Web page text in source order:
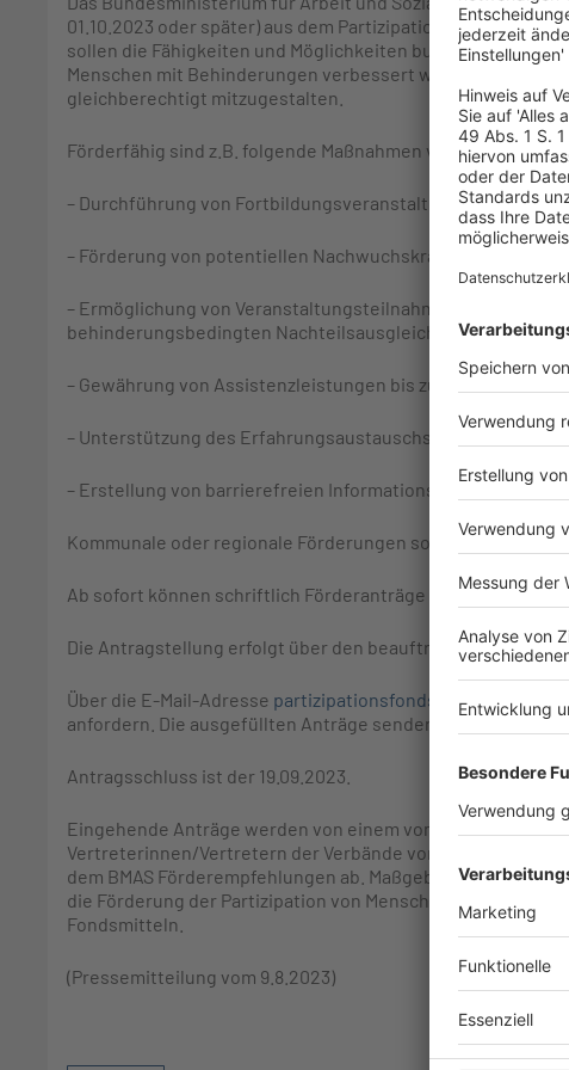
01.10.2023 oder später) aus dem Partizipationsfonds die
sollen die Fähigkeiten und Möglichkeiten bundesweit
Menschen mit Behinderungen verbessert werden, um
gleichberechtigt mitzugestalten.
Förderfähig sind z.B. folgende Maßnahmen von Verbänden
– Durchführung von Fortbildungsveranstaltungen für in
– Förderung von potentiellen Nachwuchskräften und
– Ermöglichung von Veranstaltungsteilnahmen für
behinderungsbedingten Nachteilsausgleich
– Gewährung von Assistenzleistungen bis zu einer Höhe von
– Unterstützung des Erfahrungsaustauschs
– Erstellung von barrierefreien Informationsmaterialien und
Kommunale oder regionale Förderungen sowie
Ab sofort können schriftlich Förderanträge gestellt werden.
Die Antragstellung erfolgt über den beauftragten
Über die E-Mail-Adresse partizipationsfonds@kbs.de
anfordern. Die ausgefüllten Anträge senden Sie per E-Mail
Antragsschluss ist der 19.09.2023.
Eingehende Anträge werden von einem vom BMAS
Vertreterinnen/Vertretern der Verbände von Menschen mit
dem BMAS Förderempfehlungen ab. Maßgeblich für die
die Förderung der Partizipation von Menschen mit
Fondsmitteln.
(Pressemitteilung vom 9.8.2023)